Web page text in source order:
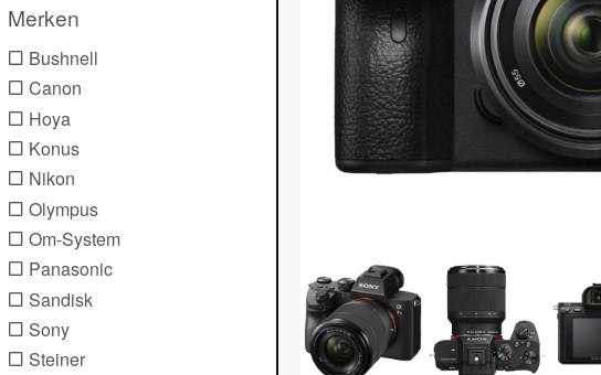
Merken
Bushnell
Canon
Hoya
Konus
Nikon
Olympus
Om-System
Panasonic
Sandisk
Sony
Steiner